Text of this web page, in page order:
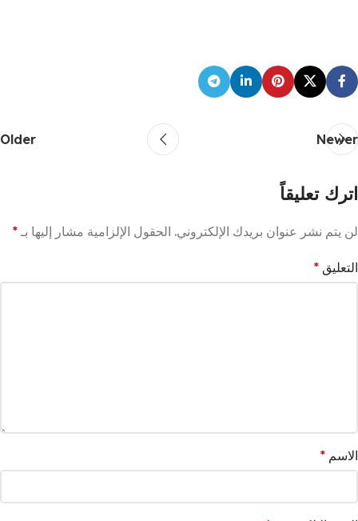
Newer
Older
اترك تعليقاً
لن يتم نشر عنوان بريدك الإلكتروني. الحقول الإلزامية مشار إليها بـ *
التعليق *
الاسم *